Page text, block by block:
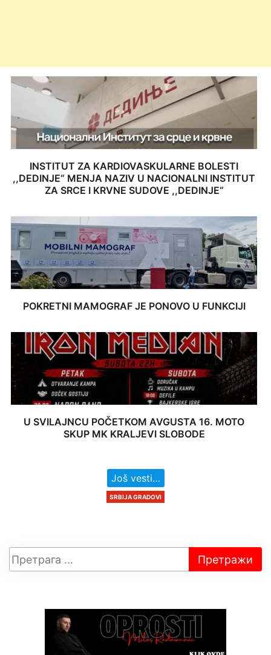
INSTITUT ZA KARDIOVASKULARNE BOLESTI
,,DEDINJE“ MENJA NAZIV U NACIONALNI INSTITUT
ZA SRCE I KRVNE SUDOVE ,,DEDINJE“
POKRETNI MAMOGRAF JE PONOVO U FUNKCIJI
U SVILAJNCU POČETKOM AVGUSTA 16. MOTO
SKUP MK KRALJEVI SLOBODE
Još vesti…
SRBIJA GRADOVI